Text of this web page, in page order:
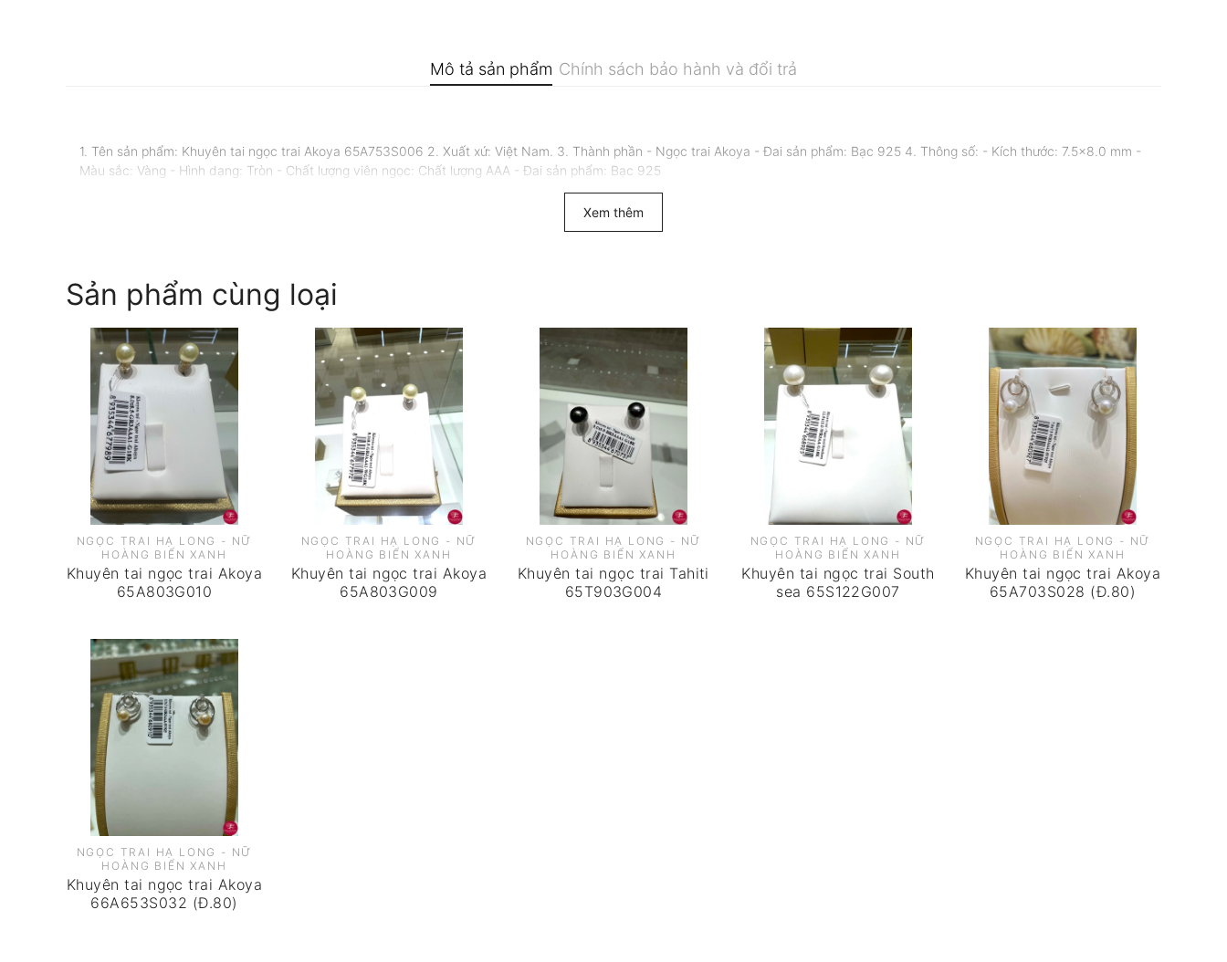
Mô tả sản phẩm Chính sách bảo hành và đổi trả
1. Tên sản phẩm: Khuyên tai ngọc trai Akoya 65A753S006 2. Xuất xứ: Việt Nam. 3. Thành phần - Ngọc trai Akoya - Đai sản phẩm: Bạc 925 4. Thông số: - Kích thước: 7.5x8.0 mm -
Màu sắc: Vàng - Hình dạng: Tròn - Chất lượng viên ngọc: Chất lượng AAA - Đai sản phẩm: Bạc 925
Xem thêm
Sản phẩm cùng loại
NGỌC TRAI HẠ LONG - NỮ
HOÀNG BIỂN XANH
Khuyên tai ngọc trai Akoya
65A803G010
NGỌC TRAI HẠ LONG - NỮ
HOÀNG BIỂN XANH
Khuyên tai ngọc trai Akoya
65A803G009
NGỌC TRAI HẠ LONG - NỮ
HOÀNG BIỂN XANH
Khuyên tai ngọc trai Tahiti
65T903G004
NGỌC TRAI HẠ LONG - NỮ
HOÀNG BIỂN XANH
Khuyên tai ngọc trai South
sea 65S122G007
NGỌC TRAI HẠ LONG - NỮ
HOÀNG BIỂN XANH
Khuyên tai ngọc trai Akoya
65A703S028 (Đ.80)
NGỌC TRAI HẠ LONG - NỮ
HOÀNG BIỂN XANH
Khuyên tai ngọc trai Akoya
66A653S032 (Đ.80)